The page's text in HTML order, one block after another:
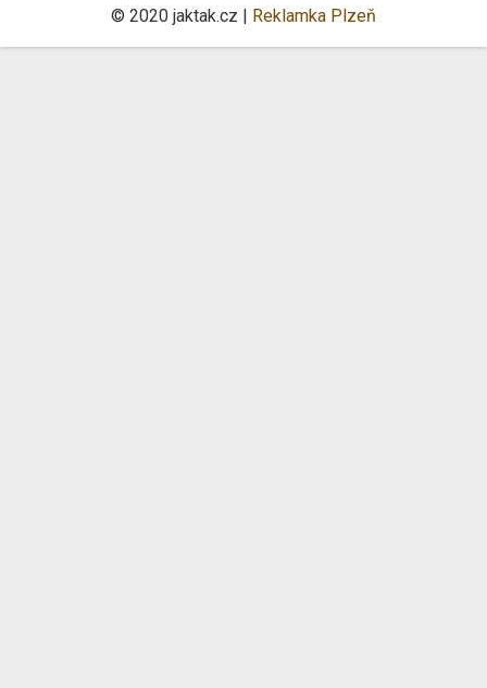
© 2020 jaktak.cz | Reklamka Plzeň